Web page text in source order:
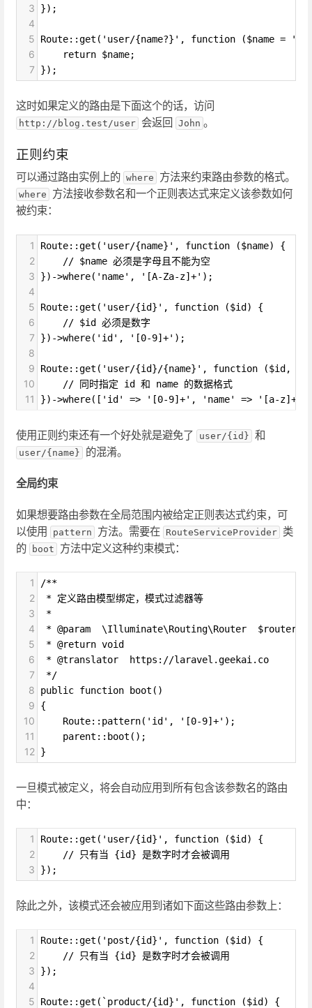
3 });
4
5
Route::get('user/{name?}', function ($name =
6
    return $name;
7 });
这时如果定义的路由是下面这个的话，访问
http://blog.test/user 会返回 John 。
正则约束
可以通过路由实例上的 where 方法来约束路由参数的格式。
where
方法接收参数名和一个正则表达式来定义该参数如何
被约束：
1 Route::get('user/{name}', function ($name) {
2
    // $name 必须是字母且不能为空
3 })->where('name', '[A-Za-z]+');
4
5
Route::get('user/{id}', function ($id) {
6
    // $id 必须是数字
7 })->where('id', '[0-9]+');
8
9
Route::get('user/{id}/{name}', function ($id,
10
    // 同时指定 id 和 name 的数据格式
11 })->where(['id' => '[0-9]+', 'name' => '[a-
使用正则约束还有一个好处就是避免了 user/{id} 和
user/{name} 的混淆。
全局约束
如果想要路由参数在全局范围内被给定正则表达式约束，可
以使用
pattern 方法。需要在 RouteServiceProvider 类
的
boot 方法中定义这种约束模式：
1 /**
2 * 定义路由模型绑定，模式过滤器等
3 *
4 * @param  \Illuminate\Routing\Router  $router
5 * @return void
6 * @translator  https://laravel.geekai.co
7 */
8 public function boot()
9 {
10
    Route::pattern('id', '[0-9]+');
11
    parent::boot();
12 }
一旦模式被定义，将会自动应用到所有包含该参数名的路由
中：
1 Route::get('user/{id}', function ($id) {
2
    // 只有当 {id} 是数字时才会被调用
3 });
除此之外，该模式还会被应用到诸如下面这些路由参数上：
1 Route::get('post/{id}', function ($id) {
2
    // 只有当 {id} 是数字时才会被调用
3 });
4
5
Route::get(`product/{id}', function ($id) {